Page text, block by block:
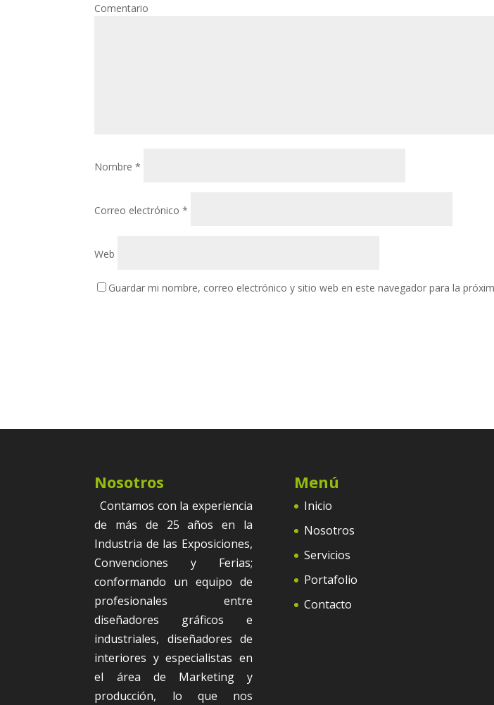
Comentario
Nombre*
Correo electrónico*
Web
Guardar mi nombre, correo electrónico y sitio web en este navegador para la
Nosotros
Contamos con la experiencia
de más de 25 años en la
Industria de las Exposiciones,
Convenciones y Ferias;
conformando un equipo de
profesionales entre
diseñadores gráficos e
industriales, diseñadores de
interiores y especialistas en
el área de Marketing y
producción, lo que nos
Menú
Inicio
Nosotros
Servicios
Portafolio
Contacto